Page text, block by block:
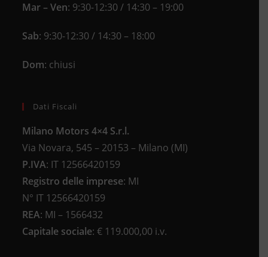
Mar – Ven: 9:30-12:30 / 14:30 – 19:00
Sab: 9:30-12:30 / 14:30 – 18:00
Dom: chiusi
Dati Fiscali
Milano Motors 4×4 S.r.l.
Via Novara, 545 – 20153 – Milano (MI)
P.IVA: IT 12566420159
Registro delle imprese: MI
N° IT 12566420159
REA: MI – 1566432
Capitale sociale: € 119.000,00 i.v.